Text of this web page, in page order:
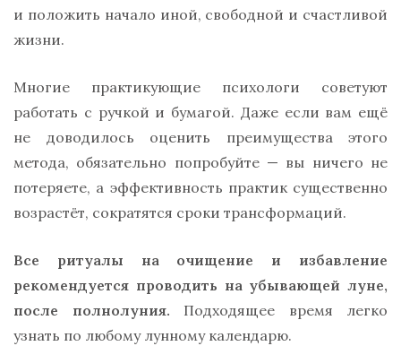
и положить начало иной, свободной и счастливой
жизни.
Многие практикующие психологи советуют
работать с ручкой и бумагой. Даже если вам ещё
не доводилось оценить преимущества этого
метода, обязательно попробуйте — вы ничего не
потеряете, а эффективность практик существенно
возрастёт, сократятся сроки трансформаций.
Все ритуалы на очищение и избавление
рекомендуется проводить на убывающей луне,
после полнолуния. Подходящее время легко
узнать по любому лунному календарю.